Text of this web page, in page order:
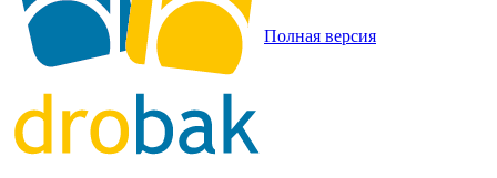
Полная версия